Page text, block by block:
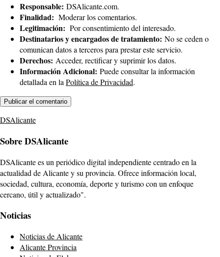
Responsable: DSAlicante.com.
Finalidad: Moderar los comentarios.
Legitimación: Por consentimiento del interesado.
Destinatarios y encargados de tratamiento: No se ceden o
comunican datos a terceros para prestar este servicio.
Derechos: Acceder, rectificar y suprimir los datos.
Información Adicional: Puede consultar la información
detallada en laPolítica de Privacidad.
DSAlicante
Sobre DSAlicante
DSAlicante es un periódico digital independiente centrado en la
actualidad de Alicante y su provincia. Ofrece información local,
sociedad, cultura, economía, deporte y turismo con un enfoque
cercano, útil y actualizado".
Noticias
Noticias de Alicante
Alicante Provincia